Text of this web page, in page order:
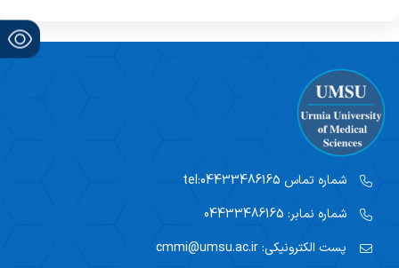
شماره تماس
شماره نمابر:
پست الکترونیکی: